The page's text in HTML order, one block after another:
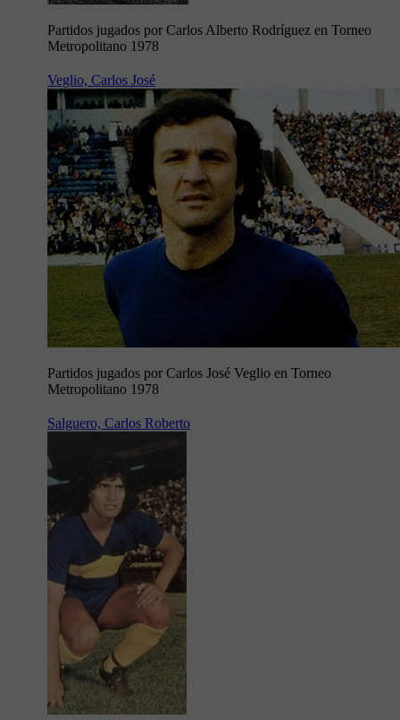
Partidos jugados por Carlos Alberto Rodríguez en Torneo
Metropolitano 1978
Veglio, Carlos José
Partidos jugados por Carlos José Veglio en Torneo
Metropolitano 1978
Salguero, Carlos Roberto